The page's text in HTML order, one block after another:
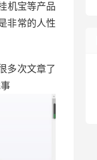
机宝等产品
非常的人性
多次文章了